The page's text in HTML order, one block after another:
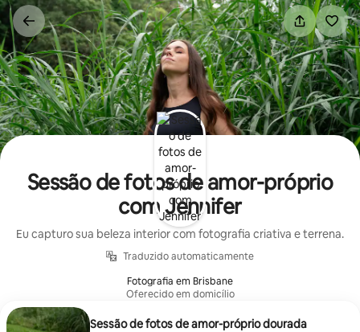
Pular
para
o
conteúdo
Sessão de fotos de amor-próprio
com Jennifer
Eu capturo sua beleza interior com fotografia criativa e terrena.
Traduzido automaticamente
Fotografia em Brisbane
Oferecido em domicílio
Sessão de fotos de amor-próprio dourada